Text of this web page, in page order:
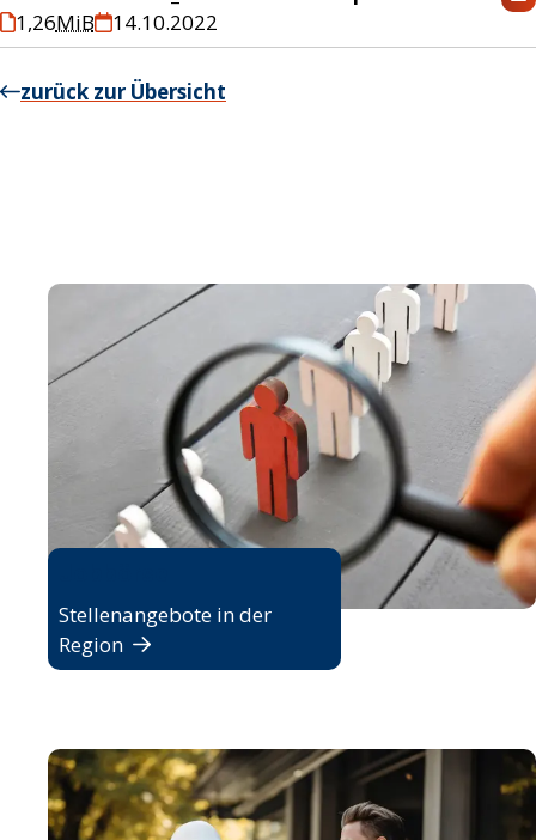
1,26MiB 14.10.2022
zurück zur Übersicht
Stellenangebote in der
Region